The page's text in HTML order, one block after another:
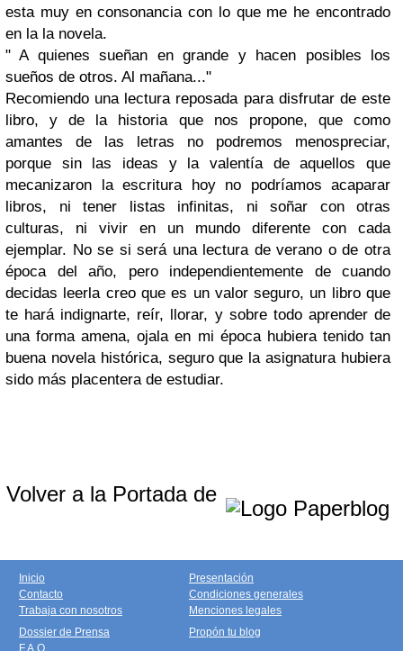
esta muy en consonancia con lo que me he encontrado
en la la novela.
" A quienes sueñan en grande y hacen posibles los
sueños de otros. Al mañana..."
Recomiendo una lectura reposada para disfrutar de este
libro, y de la historia que nos propone, que como
amantes de las letras no podremos menospreciar,
porque sin las ideas y la valentía de aquellos que
mecanizaron la escritura hoy no podríamos acaparar
libros, ni tener listas infinitas, ni soñar con otras
culturas, ni vivir en un mundo diferente con cada
ejemplar. No se si será una lectura de verano o de otra
época del año, pero independientemente de cuando
decidas leerla creo que es un valor seguro, un libro que
te hará indignarte, reír, llorar, y sobre todo aprender de
una forma amena, ojala en mi época hubiera tenido tan
buena novela histórica, seguro que la asignatura hubiera
sido más placentera de estudiar.
Volver a la Portada de
Inicio
Contacto
Trabaja con nosotros
Presentación
Condiciones generales
Menciones legales
Dossier de Prensa
F.A.Q.
Propón tu blog